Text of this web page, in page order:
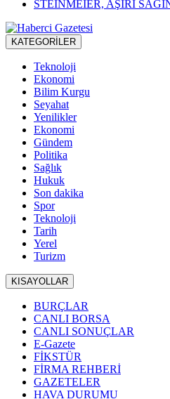
STEİNMEİER, AŞIRI
KATEGORİLER
Teknoloji
Ekonomi
Bilim Kurgu
Seyahat
Yenilikler
Ekonomi
Gündem
Politika
Sağlık
Hukuk
Son dakika
Spor
Teknoloji
Tarih
Yerel
Turizm
KISAYOLLAR
BURÇLAR
CANLI BORSA
CANLI SONUÇLAR
E-Gazete
FİKSTÜR
FİRMA REHBERİ
GAZETELER
HAVA DURUMU